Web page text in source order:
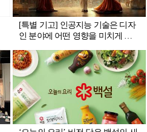
[특별 기고] 인공지능 기술은 디자
인 분야에 어떤 영향을 미치게 될